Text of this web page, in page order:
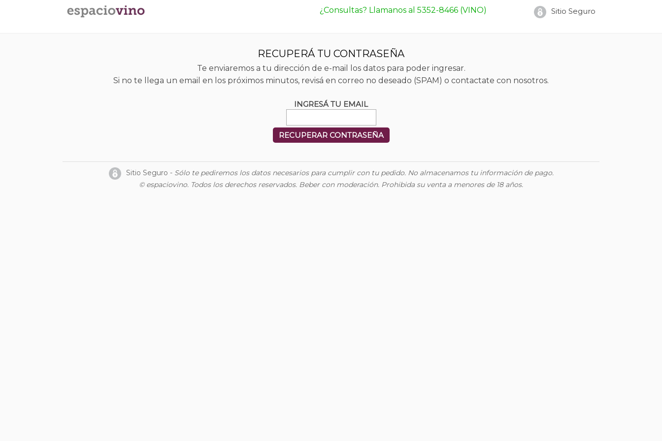
¿Consultas? Llamanos al 5352-8466 (VINO) Sitio Seguro
RECUPERÁ TU CONTRASEÑA
Te enviaremos a tu dirección de e-mail los datos para poder ingresar.
Si no te llega un email en los próximos minutos, revisá en correo no deseado (SPAM) o contactate con nosotros.
INGRESÁ TU EMAIL
Sitio Seguro - Sólo te pediremos los datos necesarios para cumplir con tu pedido. No almacenamos tu información de pago.
© espaciovino. Todos los derechos reservados. Beber con moderación. Prohibida su venta a menores de 18 años.